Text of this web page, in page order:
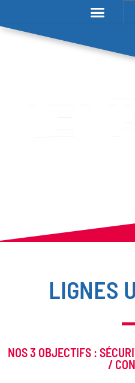
LIGNES
NOS 3 OBJECTIFS :
/